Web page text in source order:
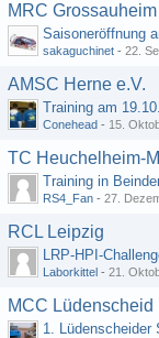
MRC Grossauheim
Saisoneröffnung
sakaguchinet - 22.
AMSC Herne e.V.
Training am
Conehead - 15.
TC Heuchelheim-
Training in
RS4_Fan - 27.
RCL Leipzig
LRP-HPI-
Laborkittel - 21.
MCC Lüdenscheid
1. Lüdenscheider